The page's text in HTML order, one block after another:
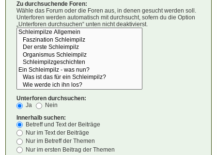
Zu durchsuchende Foren:
Wähle das Forum oder die Foren aus, in denen gesucht werden soll.
Unterforen werden automatisch mit durchsucht, sofern du die Option
„Unterforen durchsuchen“ unten nicht deaktivierst.
Unterforen durchsuchen:
Ja
Nein
Innerhalb suchen:
Betreff und Text der Beiträge
Nur im Text der Beiträge
Nur im Betreff der Themen
Nur im ersten Beitrag der Themen